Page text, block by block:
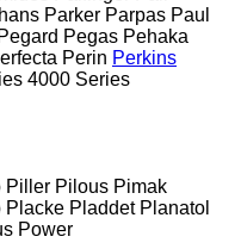
Parker Parpas Paul
Pegard Pegas Pehaka
Perin Perkins
4000 Series
Piller Pilous Pimak
Placke Pladdet Planatol
Power